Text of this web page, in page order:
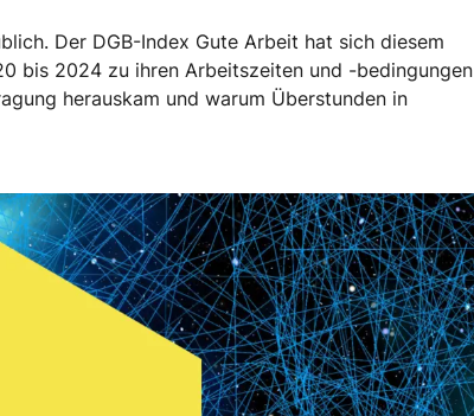
Der DGB-Index Gute Arbeit hat sich diesem
bis 2024 zu ihren Arbeitszeiten und -bedingungen
herauskam und warum Überstunden in